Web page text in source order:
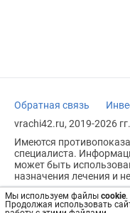
Мы используем файлы cookie.
Продолжая использовать
Обратная связь
vrachi42.ru, 2019-2026 гг.
Имеются
специалиста.
может быть
назначения лечения и
Возрастное